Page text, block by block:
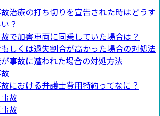
治療の打ち切りを宣告された時はどうす
？
で加害車両に同乗していた場合は？
しくは過失割合が高かった場合の対処法
事故に遭われた場合の対処方法
における弁護士費用特約ってなに？
故
故